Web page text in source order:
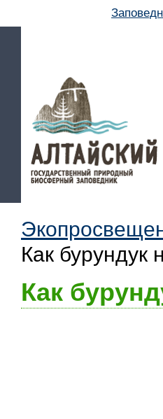
Как бурундук
Как